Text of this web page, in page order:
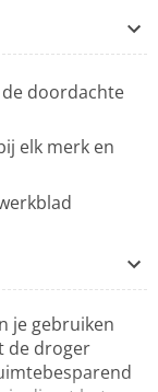
de doordachte
elk merk en
je gebruiken
de droger